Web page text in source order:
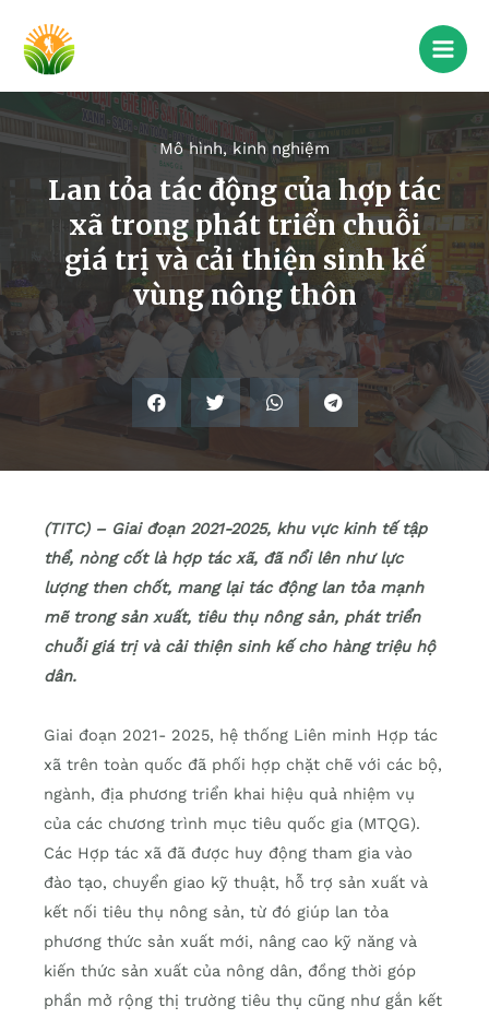
Mô hình, kinh nghiệm
Lan tỏa tác động của hợp tác
xã trong phát triển chuỗi
giá trị và cải thiện sinh kế
vùng nông thôn
(TITC) – Giai đoạn 2021-2025, khu vực kinh tế tập
thể, nòng cốt là hợp tác xã, đã nổi lên như lực
lượng then chốt, mang lại tác động lan tỏa mạnh
mẽ trong sản xuất, tiêu thụ nông sản, phát triển
chuỗi giá trị và cải thiện sinh kế cho hàng triệu hộ
dân.
Giai đoạn 2021- 2025, hệ thống Liên minh Hợp tác
xã trên toàn quốc đã phối hợp chặt chẽ với các bộ,
ngành, địa phương triển khai hiệu quả nhiệm vụ
của các chương trình mục tiêu quốc gia (MTQG).
Các Hợp tác xã đã được huy động tham gia vào
đào tạo, chuyển giao kỹ thuật, hỗ trợ sản xuất và
kết nối tiêu thụ nông sản, từ đó giúp lan tỏa
phương thức sản xuất mới, nâng cao kỹ năng và
kiến thức sản xuất của nông dân, đồng thời góp
phần mở rộng thị trường tiêu thụ cũng như gắn kết